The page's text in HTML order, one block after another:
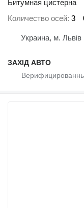
Битумная цистерна
Количество осей 3
Украина, м. Львів
ЗАХІД АВТО